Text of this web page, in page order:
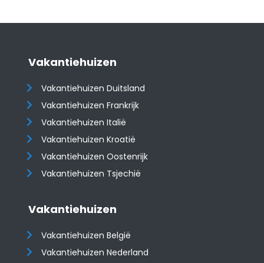
Vakantiehuizen
Vakantiehuizen Duitsland
Vakantiehuizen Frankrijk
Vakantiehuizen Italië
Vakantiehuizen Kroatië
​​​​​​​Vakantiehuizen Oostenrijk
Vakantiehuizen Tsjechië
Vakantiehuizen
Vakantiehuizen België
Vakantiehuizen Nederland